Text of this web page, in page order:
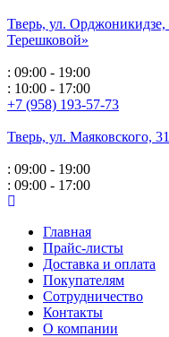
Тверь, ул. Орджоникидзе,
Терешковой»
: 09:00 - 19:00
: 10:00 - 17:00
+7 (958) 193-57-73
Тверь, ул. Маяковского, 31
: 09:00 - 19:00
: 09:00 - 17:00
Главная
Прайс-листы
Доставка и оплата
Покупателям
Сотрудничество
Контакты
О компании